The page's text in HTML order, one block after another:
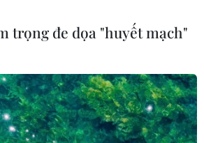
khẩn cấp, ngăn
trọng đe dọa "huyết mạch"